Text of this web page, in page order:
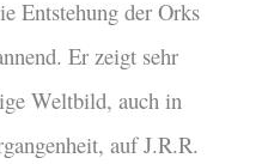
Entstehung der Orks
Er zeigt sehr
Weltbild, auch in
auf J.R.R.